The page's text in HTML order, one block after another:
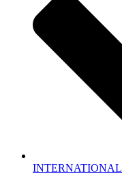
INTERNATIONAL